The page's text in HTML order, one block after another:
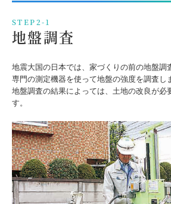
STEP2-1
地盤調査
地震大国の日本では、家づくりの前の地盤調
専門の測定機器を使って地盤の強度を調査し
地盤調査の結果によっては、土地の改良が必
す。